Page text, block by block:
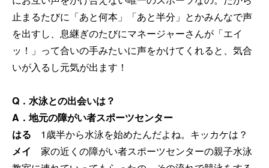
止まるたびに「あと何本」「あと半分」とかみんなで声
を出すし、息継ぎのたびにマネージャーさんが「エイ
ッ！」って合いの手みたいに声をかけてくれると、気合
いが入るし元気が出ます！
Q．水泳との出会いは？
A．地元の障がい者スポーツセンター
はる 1歳半から水泳を始めたんだよね。キッカケは？
メイ 家の近くの障がい者スポーツセンターの親子水泳